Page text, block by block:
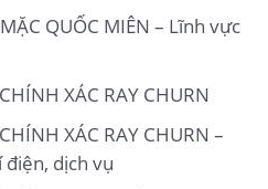
QUỐC MIÊN – Lĩnh vực
XÁC RAY CHURN
XÁC RAY CHURN –
điện, dịch vụ